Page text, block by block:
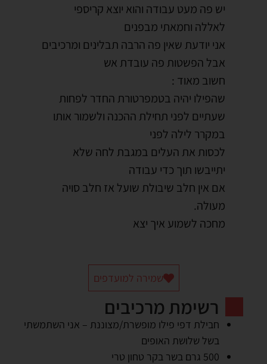
יש פה מעט עבודה והוא יוצא קריספי
לאללה וחמאתי מבפנים
אני יודעת שאין פה הרבה תבלינים ומרכיבים
אבל הפשטות פה עובדת אש
חשוב מאוד :
שהפילו יהיה בטמפרטורת החדר לפחות
שעתיים לפני תחילת ההכנה ולשמור אותו
במקרר לילה לפני
לכסות את העלים במגבת לחה שלא
יתייבשו תוך כדי עבודה
אם אין חלב שיבולת שועל אז חלב סויה
מעולה.
מחכה לשמוע איך יצא
רשימת מרכיבים
שמירה למועדפים
חבילת דפי פילו מופשרת/מצוננת – אני השתמשתי
בשל שלושת האופים
500 גרם בשר בקר טחון טרי